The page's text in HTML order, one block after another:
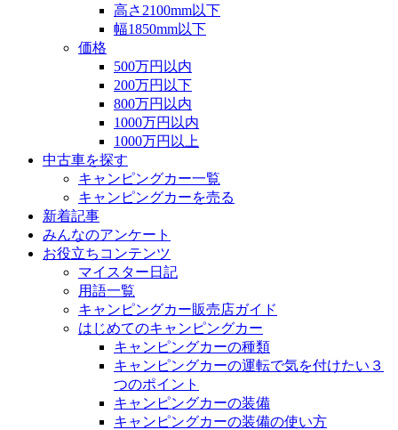
高さ2100mm以下
幅1850mm以下
価格
500万円以内
200万円以下
800万円以内
1000万円以内
1000万円以上
中古車を探す
キャンピングカー一覧
キャンピングカーを売る
新着記事
みんなのアンケート
お役立ちコンテンツ
マイスター日記
用語一覧
キャンピングカー販売店ガイド
はじめてのキャンピングカー
キャンピングカーの種類
キャンピングカーの運転で気を付けたい３
つのポイント
キャンピングカーの装備
キャンピングカーの装備の使い方